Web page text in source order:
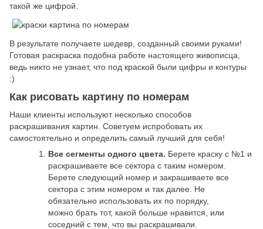
такой же цифрой.
В результате получаете шедевр, созданный своими руками!
Готовая раскраска подобна работе настоящего живописца,
ведь никто не узнает, что под краской были цифры и контуры
:)
Как рисовать картину по номерам
Наши клиенты используют несколько способов
раскрашивания картин. Советуем испробовать их
самостоятельно и определить самый лучший для себя!
Все сегменты одного цвета. Берете краску с №1 и
раскрашиваете все сектора с таким номером.
Берете следующий номер и закрашиваете все
сектора с этим номером и так далее. Не
обязательно использовать их по порядку,
можно брать тот, какой больше нравится, или
соседний с тем, что вы раскрашивали.